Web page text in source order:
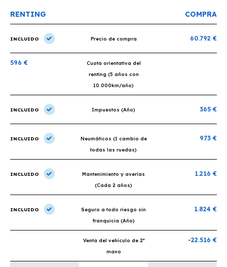
RENTING COMPRA
INCLUIDO Precio de compra 60.792 €
596 €
Cuota orientativa del
renting (5 años con
10.000km/año)
INCLUIDO Impuestos (Año) 365 €
INCLUIDO
Neumáticos (1 cambio de
todas las ruedas)
973 €
INCLUIDO
Mantenimiento y averías
(Cada 2 años)
1.216 €
INCLUIDO
Seguro a todo riesgo sin
franquicia (Año)
1.824 €
Venta del vehículo de 2ª
mano
-22.516 €